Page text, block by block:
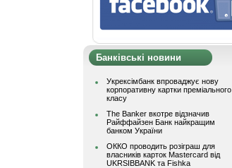
Банківські новини
Укрексімбанк впроваджує нову
корпоративну картки преміального
класу
The Banker вкотре відзначив
Райффайзен Банк найкращим
банком України
ОККО проводить розіграш для
власників карток Mastercard від
UKRSIBBANK та Fishka